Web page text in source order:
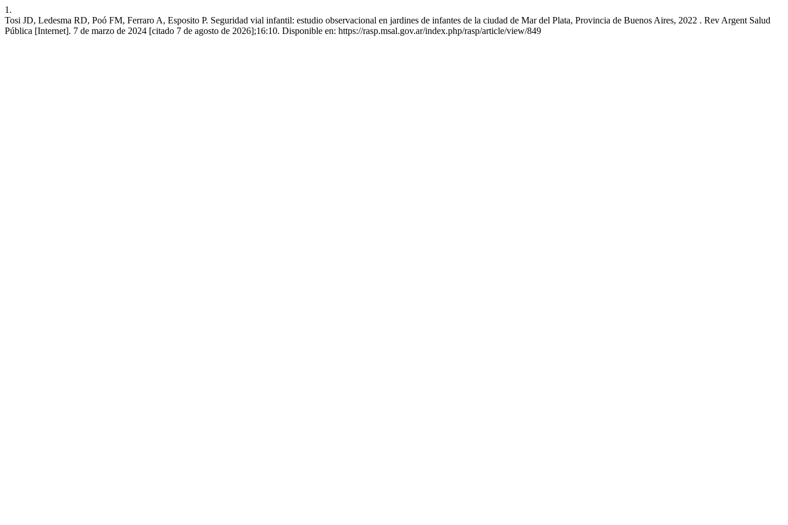
1.
Tosi JD, Ledesma RD, Poó FM, Ferraro A, Esposito P. Seguridad vial infantil: estudio observacional en jardines de infantes de la ciudad de Mar del Plata, Provincia de Buenos Aires, 2022 . Rev Argent Salud
Pública [Internet]. 7 de marzo de 2024 [citado 7 de agosto de 2026];16:10. Disponible en: https://rasp.msal.gov.ar/index.php/rasp/article/view/849